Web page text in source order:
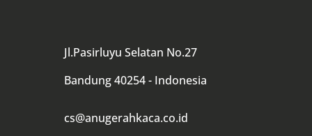
Jl.Pasirluyu Selatan No.27
Bandung 40254 - Indonesia
cs@anugerahkaca.co.id